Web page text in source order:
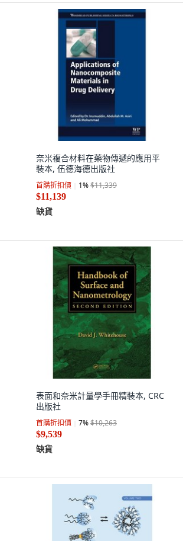
奈米複合材料在藥物傳遞的應用平
裝本, 伍德海德出版社
首購折扣價 1%$11,339
$11,139
缺貨
表面和奈米計量學手冊精裝本, CRC
出版社
首購折扣價 7%$10,263
$9,539
缺貨